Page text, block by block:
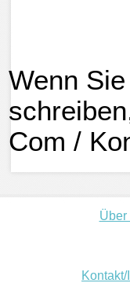
Wenn
Com /
Über